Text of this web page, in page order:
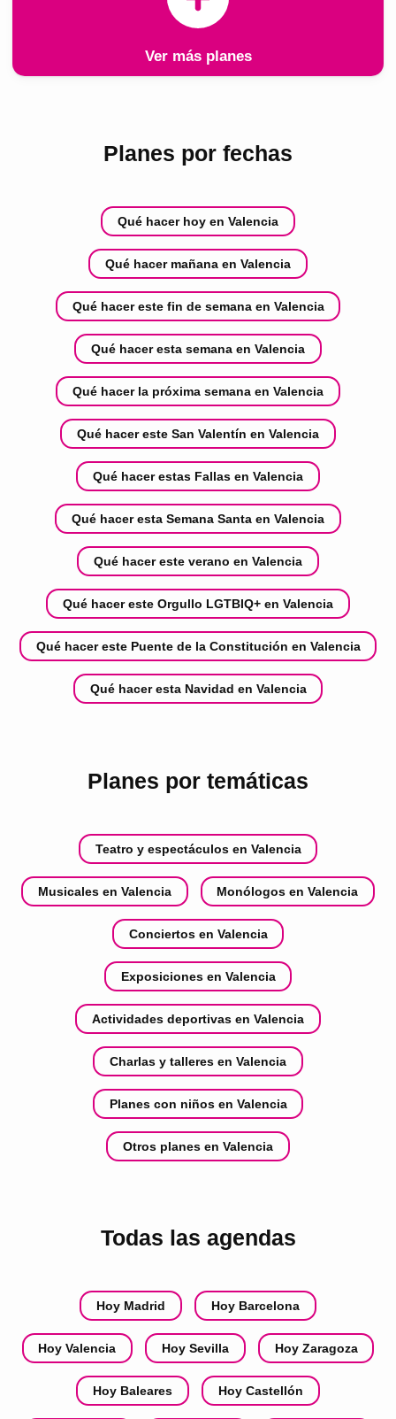
Ver más planes
Planes por fechas
Qué hacer hoy en Valencia
Qué hacer mañana en Valencia
Qué hacer este fin de semana en Valencia
Qué hacer esta semana en Valencia
Qué hacer la próxima semana en Valencia
Qué hacer este San Valentín en Valencia
Qué hacer estas Fallas en Valencia
Qué hacer esta Semana Santa en Valencia
Qué hacer este verano en Valencia
Qué hacer este Orgullo LGTBIQ+ en Valencia
Qué hacer este Puente de la Constitución en Valencia
Qué hacer esta Navidad en Valencia
Planes por temáticas
Teatro y espectáculos en Valencia
Musicales en Valencia Monólogos en Valencia
Conciertos en Valencia
Exposiciones en Valencia
Actividades deportivas en Valencia
Charlas y talleres en Valencia
Planes con niños en Valencia
Otros planes en Valencia
Todas las agendas
Hoy Madrid Hoy Barcelona
Hoy Valencia Hoy Sevilla Hoy Zaragoza
Hoy Baleares Hoy Castellón